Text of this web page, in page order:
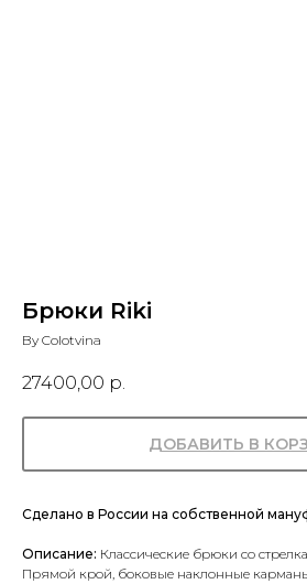
Брюки Riki
By Colotvina
27400,00 р.
ДОБАВИТЬ В
Сделано в России на собственной
Описание: Классические брюки со
Прямой крой, боковые наклонные